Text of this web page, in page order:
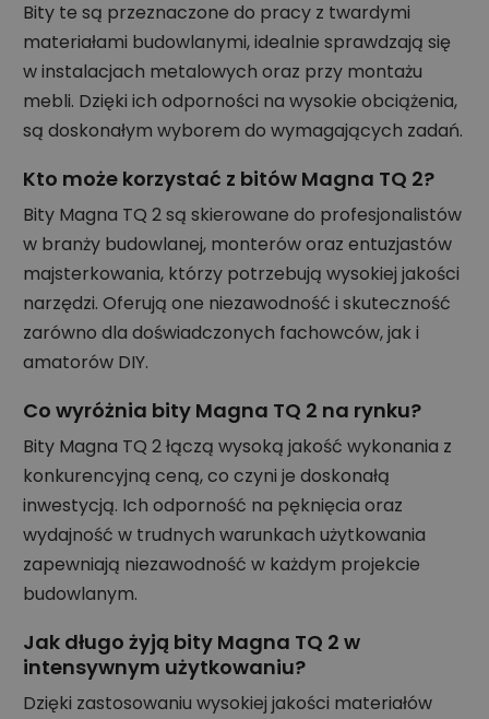
Bity te są przeznaczone do pracy z twardymi
materiałami budowlanymi, idealnie sprawdzają się
w instalacjach metalowych oraz przy montażu
mebli. Dzięki ich odporności na wysokie obciążenia,
są doskonałym wyborem do wymagających zadań.
Kto może korzystać z bitów Magna TQ 2?
Bity Magna TQ 2 są skierowane do profesjonalistów
w branży budowlanej, monterów oraz entuzjastów
majsterkowania, którzy potrzebują wysokiej jakości
narzędzi. Oferują one niezawodność i skuteczność
zarówno dla doświadczonych fachowców, jak i
amatorów DIY.
Co wyróżnia bity Magna TQ 2 na rynku?
Bity Magna TQ 2 łączą wysoką jakość wykonania z
konkurencyjną ceną, co czyni je doskonałą
inwestycją. Ich odporność na pęknięcia oraz
wydajność w trudnych warunkach użytkowania
zapewniają niezawodność w każdym projekcie
budowlanym.
Jak długo żyją bity Magna TQ 2 w
intensywnym użytkowaniu?
Dzięki zastosowaniu wysokiej jakości materiałów